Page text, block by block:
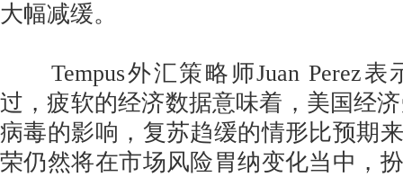
大幅减缓。
Tempus外汇策略师Juan Perez表
过，疲软的经济数据意味着，美国经
病毒的影响，复苏趋缓的情形比预期
荣仍然将在市场风险胃纳变化当中，